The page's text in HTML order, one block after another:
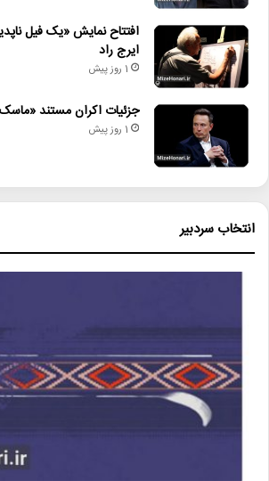
افتتاح نمایش «یک فیل
ایرج راد
1 روز پیش
جزئیات اکران مستند
1 روز پیش
انتخاب سردبیر